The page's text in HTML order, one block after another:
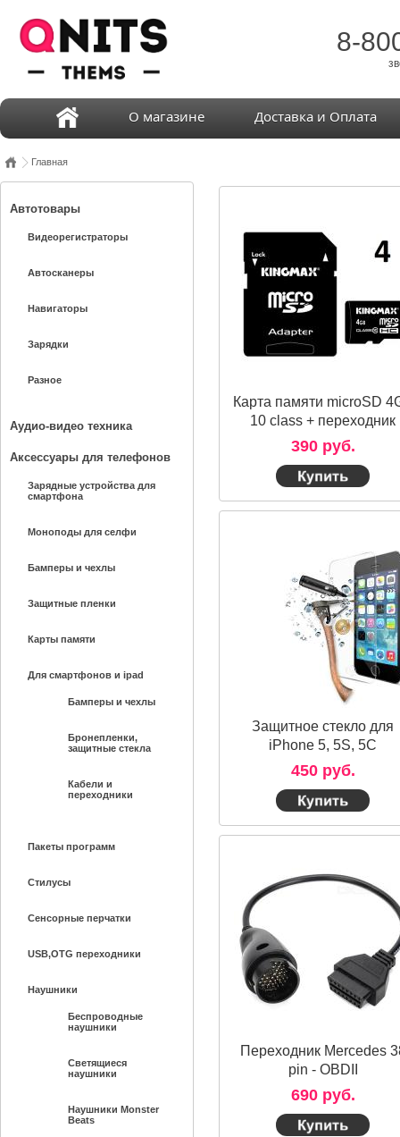
8-
О магазине Доставка и Оплата
Главная
Автотовары
Видеорегистраторы
Автосканеры
Навигаторы
Зарядки
Разное
Аудио-видео техника
Аксессуары для телефонов
Зарядные устройства для
смартфона
Моноподы для селфи
Бамперы и чехлы
Защитные пленки
Карты памяти
Для смартфонов и ipad
Бамперы и чехлы
Бронепленки,
защитные стекла
Кабели и
переходники
Пакеты программ
Стилусы
Сенсорные перчатки
USB,OTG переходники
Наушники
Беспроводные
наушники
Светящиеся
наушники
Наушники Monster
Beats
Карта памяти microSD
10 class + переходник
390 руб.
Защитное стекло для
iPhone 5, 5S, 5C
450 руб.
Переходник Mercedes
pin - OBDII
690 руб.